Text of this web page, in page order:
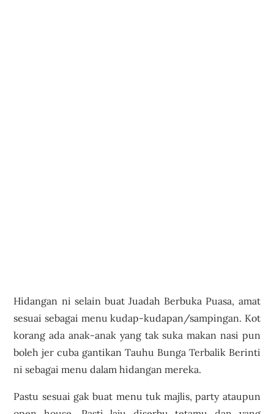
Hidangan ni selain buat Juadah Berbuka Puasa, amat
sesuai sebagai menu kudap-kudapan/sampingan. Kot
korang ada anak-anak yang tak suka makan nasi pun
boleh jer cuba gantikan Tauhu Bunga Terbalik Berinti
ni sebagai menu dalam hidangan mereka.
Pastu sesuai gak buat menu tuk majlis, party ataupun